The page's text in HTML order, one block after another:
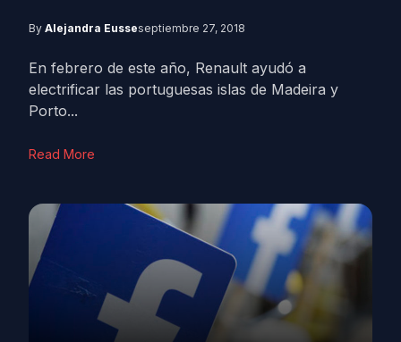
By Alejandra Eusseseptiembre 27, 2018
En febrero de este año, Renault ayudó a
electrificar las portuguesas islas de Madeira y
Porto...
Read More